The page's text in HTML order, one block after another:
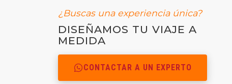
¿Buscas una experiencia única?
DISEÑAMOS TU VIAJE A
MEDIDA
CONTACTAR A UN EXPERTO